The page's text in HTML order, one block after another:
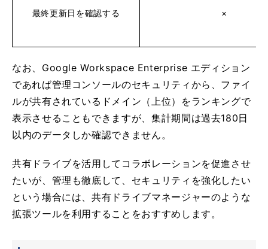
最終更新日を確認する ×
なお、Google Workspace Enterprise エディション
であれば管理コンソールのセキュリティから、ファイ
ルが共有されているドメイン（上位）をランキングで
表示させることもできますが、集計期間は過去180日
以内のデータしか確認できません。
共有ドライブを活用してコラボレーションを促進させ
たいが、管理も徹底して、セキュリティを強化したい
という場合には、共有ドライブマネージャーのような
拡張ツールを利用することをおすすめします。